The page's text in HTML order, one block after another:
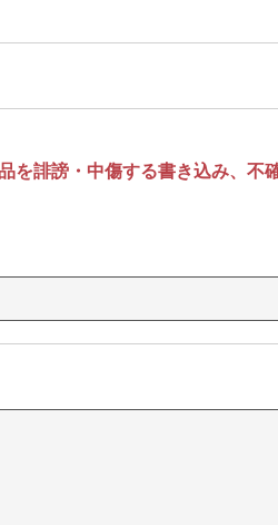
を誹謗・中傷する書き込み、不